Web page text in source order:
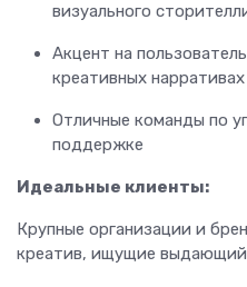
визуального
Акцент на
креативных нарративах
Отличные команды по
поддержке
Идеальные клиенты:
Крупные организации и
креатив, ищущие